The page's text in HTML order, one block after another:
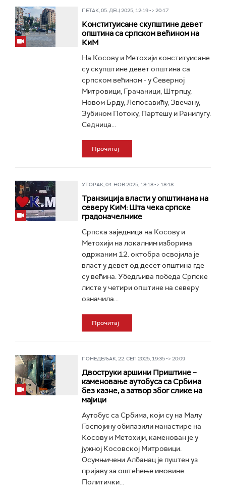
ПЕТАК, 05. ДЕЦ 2025, 12:19 -> 20:17
Конституисане скупштине девет
општина са српском већином на
КиМ
На Косову и Метохији конституисане
су скупштине девет општина са
српском већином - у Северној
Митровици, Грачаници, Штрпцу,
Новом Брду, Лепосавићу, Звечану,
Зубином Потоку, Партешу и Ранилугу.
Седница...
Прочитај
УТОРАК, 04. НОВ 2025, 18:18 -> 18:18
Транзиција власти у општинама на
северу КиМ: Шта чека српске
градоначелнике
Српска заједница на Косову и
Метохији на локалним изборима
одржаним 12. октобра освојила је
власт у девет од десет општина где
су већина. Убедљива победа Српске
листе у четири општине на северу
означила...
Прочитај
ПОНЕДЕЉАК, 22. СЕП 2025, 19:35 -> 20:09
Двоструки аршини Приштине –
каменовање аутобуса са Србима
без казне, a затвор због слике на
мајици
Аутобус са Србима, који су на Малу
Госпојину обилазили манастире на
Косову и Метохији, каменован је у
јужној Косовској Митровици.
Осумњичени Албанац је пуштен уз
пријаву за оштећење имовине.
Политички...